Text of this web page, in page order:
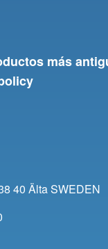
más
40 Älta SWEDEN